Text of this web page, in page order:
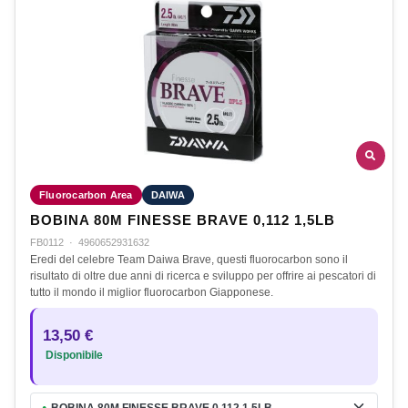
Fluorocarbon Area DAIWA
BOBINA 80M FINESSE BRAVE 0,112 1,5LB
FB0112 · 4960652931632
Eredi del celebre Team Daiwa Brave, questi fluorocarbon sono il
risultato di oltre due anni di ricerca e sviluppo per offrire ai pescatori di
tutto il mondo il miglior fluorocarbon Giapponese.
13,50 €
Disponibile